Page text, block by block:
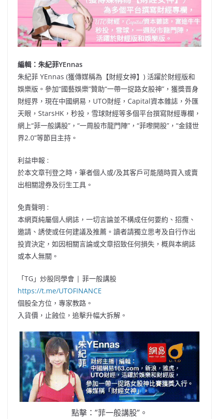
編輯：朱紀菲YEnnas
朱紀菲 YEnnas (獲傳媒稱為【財經女神】) 活躍於財經版和
娛樂版。參加“國藝娛樂”贊助“一帶一捉路女股神”，獲獎晋身
財經界，現在中國網易，UTO財經，Capital資本雜誌，外匯
天眼，StarsHK，秒投，雪球財經等多個平台撰寫財經專欄，
網上“菲一般講股”，“一周股市龍門陣”，“菲嚟開股”，“金錢世
界2.0”等節目主持。
利益申報 :
於本文章刊登之時，筆者個人或/及其客戶可能隨時買入或賣
出相關證券及衍生工具。
免責聲明 :
本網頁純屬個人網誌，一切言論並不構成任何要約、招攬、
邀請、誘使或任何建議及推薦。讀者請獨立思考及自行作出
投資決定，如因相關言論或文章招致任何損失，概與本網誌
或本人無關。
「TG」炒股同學會 | 菲一般講股
https://t.me/UTOFINANCE
個股全方位，專家教路。
入貨價，止蝕位，追擊升幅大拆解。
點擊：”菲一般講股”。